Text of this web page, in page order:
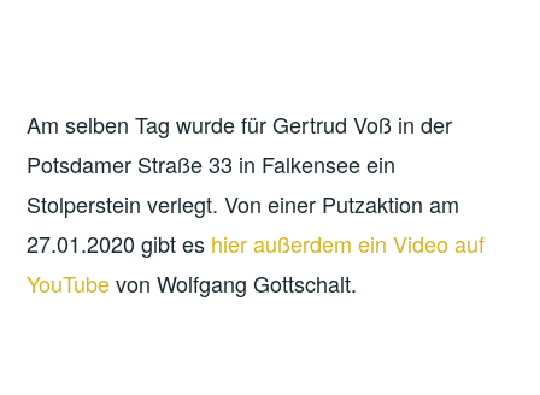
Am selben Tag wurde für Gertrud Voß in der
Potsdamer Straße 33 in Falkensee ein
Stolperstein verlegt. Von einer Putzaktion am
27.01.2020 gibt es hier außerdem ein Video auf
YouTubevon Wolfgang Gottschalt.